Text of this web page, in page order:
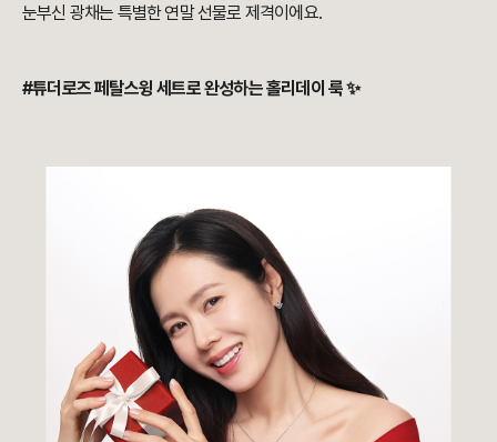
눈부신 광채는 특별한 연말 선물로 제격이에요.
#튜더로즈 페탈스윙 세트로 완성하는 홀리데이 룩 ✨